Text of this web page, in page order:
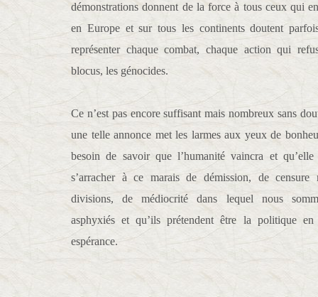
démonstrations donnent de la force à tous ceux qui
en Europe et sur tous les continents doutent
représenter chaque combat, chaque action qui
blocus, les génocides.
Ce n’est pas encore suffisant mais nombreux sans
une telle annonce met les larmes aux yeux de
besoin de savoir que l’humanité vaincra et
s’arracher à ce marais de démission, de censure
divisions, de médiocrité dans lequel nous
asphyxiés et qu’ils prétendent être la politique
espérance.